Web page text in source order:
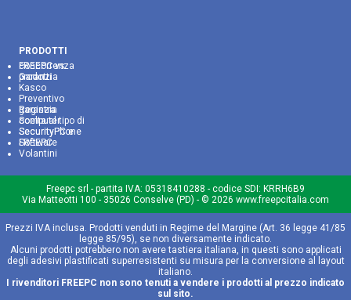
PRODOTTI
FREEPC vs concorrenza
Garanzia prodotti
Kasco
Preventivo
Registra garanzia
Scelta al tipo di computer
SecurityPC e SecurityPhone
Software FREEPC
Volantini
Freepc srl - partita IVA: 05318410288 - codice SDI: KRRH6B9
Via Matteotti 100 - 35026 Conselve (PD) - © 2026 www.freepcitalia.com
Prezzi IVA inclusa. Prodotti venduti in Regime del Margine (Art. 36 legge 41/85
legge 85/95), se non diversamente indicato.
Alcuni prodotti potrebbero non avere tastiera italiana, in questi sono applicati
degli adesivi plastificati superresistenti su misura per la conversione al layout
italiano.
I rivenditori FREEPC non sono tenuti a vendere i prodotti al prezzo indicato
sul sito.